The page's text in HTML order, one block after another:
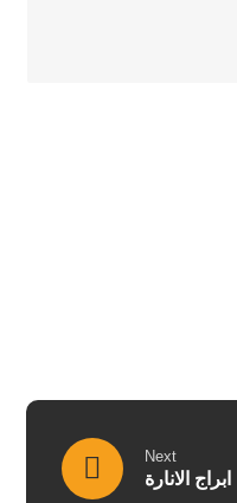
Next
ابراج الانارة